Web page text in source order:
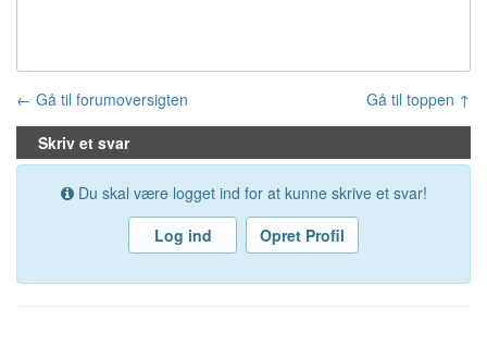
← Gå til forumoversigten
Gå til toppen ↑
Skriv et svar
Du skal være logget ind for at kunne skrive et svar!
Log ind
Opret Profil